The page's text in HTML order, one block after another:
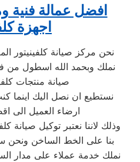
افضل عمالة فنية
اجهزة
نملك وبحمد الله اسطول
صيانة منتجات
نستطيع ان نصل اليك اينما
ارضاء العميل الى
وذلك لاننا نعتبر توكيل صيانة
بنا على الخط الساخن ونحن
نملك خدمة عملاء على مدار